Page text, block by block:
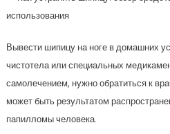
Вывести шипицу на ноге в домашних
чистотела или специальных
самолечением, нужно обратиться к
может быть результатом
папилломы человека.